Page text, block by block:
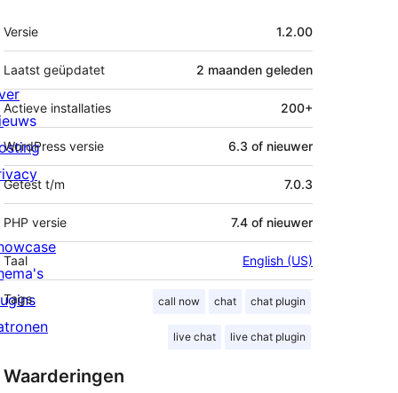
Meta
Versie 1.2.00
Laatst geüpdatet 2 maanden geleden
Actieve installaties 200+
WordPress versie 6.3 of nieuwer
Getest t/m 7.0.3
PHP versie 7.4 of nieuwer
Taal English (US)
Tags call now chat chat plugin
live chat live chat plugin
Waarderingen